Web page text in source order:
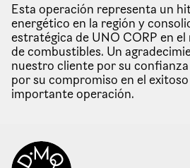
Esta operación representa un
energético en la región y
estratégica de UNO CORP en
de combustibles. Un
nuestro cliente por su
por su compromiso en el
importante operación.